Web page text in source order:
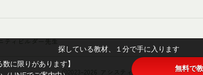
ティビルダー先生
2023–2026 アシスティ/まなとも広場
探している教材、１分で手に入ります
数に限りがあります】
無料で